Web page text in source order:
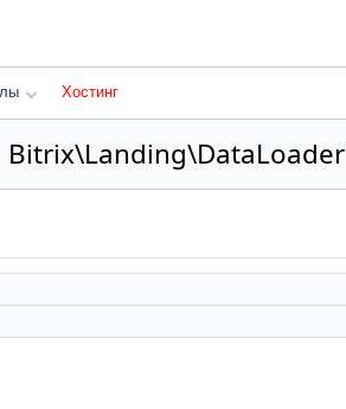
Хостинг
Bitrix\Landing\DataLoader